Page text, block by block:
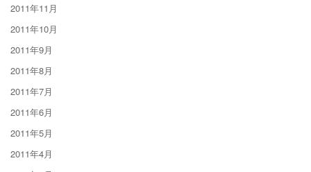
2011年11月
2011年10月
2011年9月
2011年8月
2011年7月
2011年6月
2011年5月
2011年4月